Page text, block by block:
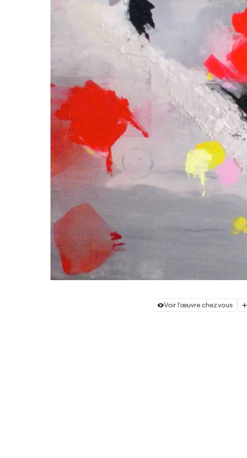
Voir l'œuvre chez vous